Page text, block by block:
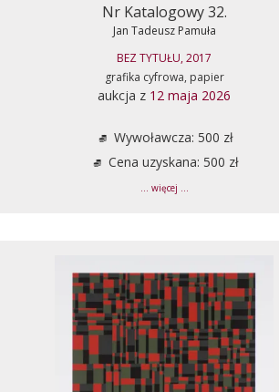
Nr Katalogowy 32.
Jan Tadeusz Pamuła
BEZ TYTUŁU, 2017
grafika cyfrowa, papier
aukcja z 12 maja 2026
Wywoławcza: 500 zł
Cena uzyskana: 500 zł
... więcej ...